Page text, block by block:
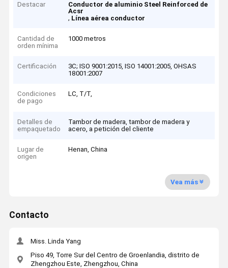
Destacar
Conductor de aluminio Steel Reinforced de
Acsr
, Línea aérea conductor
Cantidad de
orden mínima
1000 metros
Certificación
3C; ISO 9001:2015, ISO 14001:2005, OHSAS
18001:2007
Condiciones
de pago
LC, T/T,
Detalles de
empaquetado
Tambor de madera, tambor de madera y
acero, a petición del cliente
Lugar de
origen
Henan, China
Vea más
Contacto
Miss. Linda Yang
Piso 49, Torre Sur del Centro de Groenlandia, distrito de
Zhengzhou Este, Zhengzhou, China